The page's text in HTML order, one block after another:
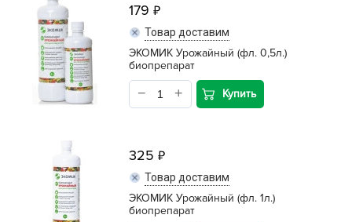
179
Товар доставим
ЭКОМИК Урожайный (фл. 0,5л.)
биопрепарат
Купить
325
Товар доставим
ЭКОМИК Урожайный (фл. 1л.)
биопрепарат